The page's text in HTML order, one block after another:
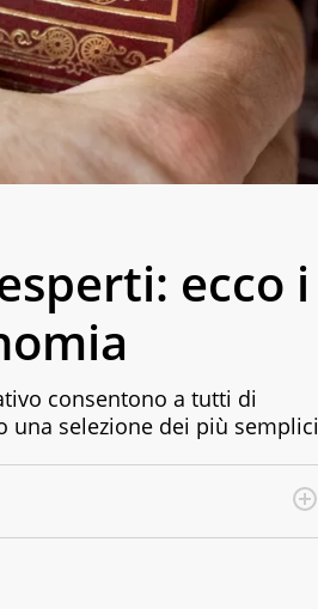
ecco i
consentono a tutti di
una selezione dei più semplici